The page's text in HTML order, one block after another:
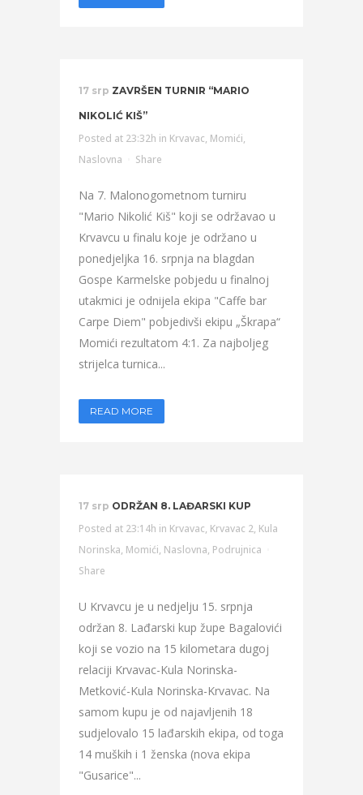
17 srp ZAVRŠEN TURNIR “MARIO
NIKOLIĆ KIŠ”
Posted at 23:32h in Krvavac, Momići,
Naslovna
Share
Na 7. Malonogometnom turniru
"Mario Nikolić Kiš" koji se održavao u
Krvavcu u finalu koje je održano u
ponedjeljka 16. srpnja na blagdan
Gospe Karmelske pobjedu u finalnoj
utakmici je odnijela ekipa "Caffe bar
Carpe Diem" pobjedivši ekipu „Škrapa“
Momići rezultatom 4:1. Za najboljeg
strijelca turnica...
READ MORE
17 srp ODRŽAN 8. LAĐARSKI KUP
Posted at 23:14h in Krvavac, Krvavac 2, Kula
Norinska, Momići, Naslovna, Podrujnica
Share
U Krvavcu je u nedjelju 15. srpnja
održan 8. Lađarski kup župe Bagalovići
koji se vozio na 15 kilometara dugoj
relaciji Krvavac-Kula Norinska-
Metković-Kula Norinska-Krvavac. Na
samom kupu je od najavljenih 18
sudjelovalo 15 lađarskih ekipa, od toga
14 muških i 1 ženska (nova ekipa
"Gusarice"...